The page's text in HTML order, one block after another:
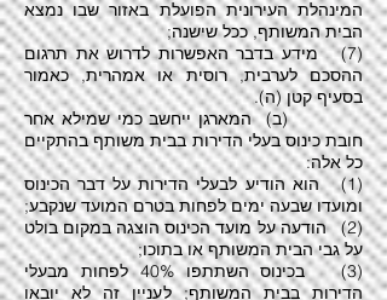
המינהלת העירונית הפועלת באזור שבו נמצא
הבית המשותף, ככל שישנה;
(7) מידע בדבר האפשרות לדרוש את תרגום
ההסכם לערבית, רוסית או אמהרית, כאמור
בסעיף קטן (ה).
(ב) המארגן ייחשב כמי שמילא אחר
חובת כינוס בעלי הדירות בבית משותף בהתקיים
כל אלה:
(1) הוא הודיע לבעלי הדירות על דבר הכינוס
ומועדו שבעה ימים לפחות בטרם המועד שנקבע;
(2) הודעה על מועד הכינוס הוצגה במקום בולט
על גבי הבית המשותף או בתוכו;
(3) בכינוס השתתפו 40% לפחות מבעלי
הדירות בבית המשותף; לעניין זה לא יובאו